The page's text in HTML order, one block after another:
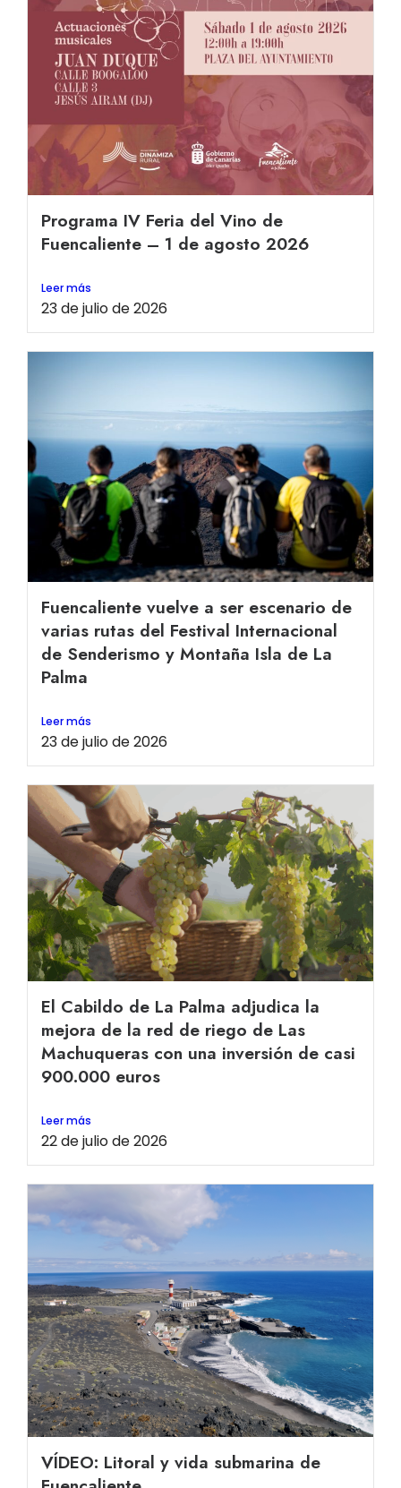
Programa IV Feria del Vino de
Fuencaliente – 1 de agosto 2026
Leer más
23 de julio de 2026
Fuencaliente vuelve a ser escenario de
varias rutas del Festival Internacional
de Senderismo y Montaña Isla de La
Palma
Leer más
23 de julio de 2026
El Cabildo de La Palma adjudica la
mejora de la red de riego de Las
Machuqueras con una inversión de casi
900.000 euros
Leer más
22 de julio de 2026
VÍDEO: Litoral y vida submarina de